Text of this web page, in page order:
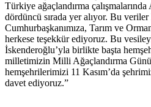
Türkiye ağaçlandırma
dördüncü sırada yer alıyor. Bu
Cumhurbaşkanımıza, Tarım ve
herkese teşekkür ediyoruz. Bu
İskenderoğlu’yla birlikte başta
milletimizin Milli Ağaçlandırma
hemşehrilerimizi 11 Kasım’da
davet ediyoruz.”